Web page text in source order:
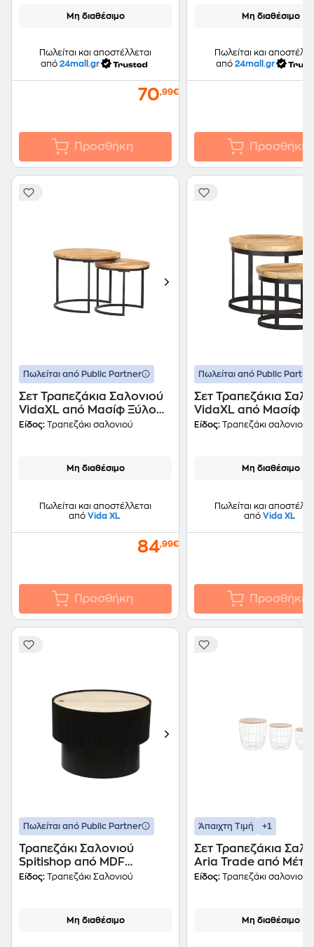
Μη διαθέσιμο
Πωλείται και αποστέλλεται
από 24mall.gr
70,99€
Προσθήκη
Μη διαθέσιμο
Πωλείται και
από 24mall.gr
Προσθήκη
Πωλείται από Public Partner
Σετ Τραπεζάκια Σαλονιού
VidaXL από Μασίφ Ξύλο
Ακακίας 2 Τμχ - Καφέ
Είδος: Τραπεζάκι σαλονιού
Μη διαθέσιμο
Πωλείται και αποστέλλεται
από Vida XL
84,99€
Προσθήκη
Πωλείται από Public
Σετ Τραπεζάκια
VidaXL από Μασίφ
Μάνγκο 2 Τμχ -
Είδος: Τραπεζάκι σαλονιού
Μη διαθέσιμο
Πωλείται και
από Vida XL
Προσθήκη
Πωλείται από Public Partner
Τραπεζάκι Σαλονιού
Spitishop από MDF
Φ55x38cm - Μαύρο
Είδος: Τραπεζάκι Σαλονιού
Μη διαθέσιμο
Άπαιχτη Τιμή +1
Σετ Τραπεζάκια
Aria Trade από
Τμχ - Λευκό
Είδος: Τραπεζάκι σαλονιού
Μη διαθέσιμο